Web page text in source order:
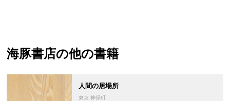
海豚書店の他の書籍
人間の居場所
東京 神保町